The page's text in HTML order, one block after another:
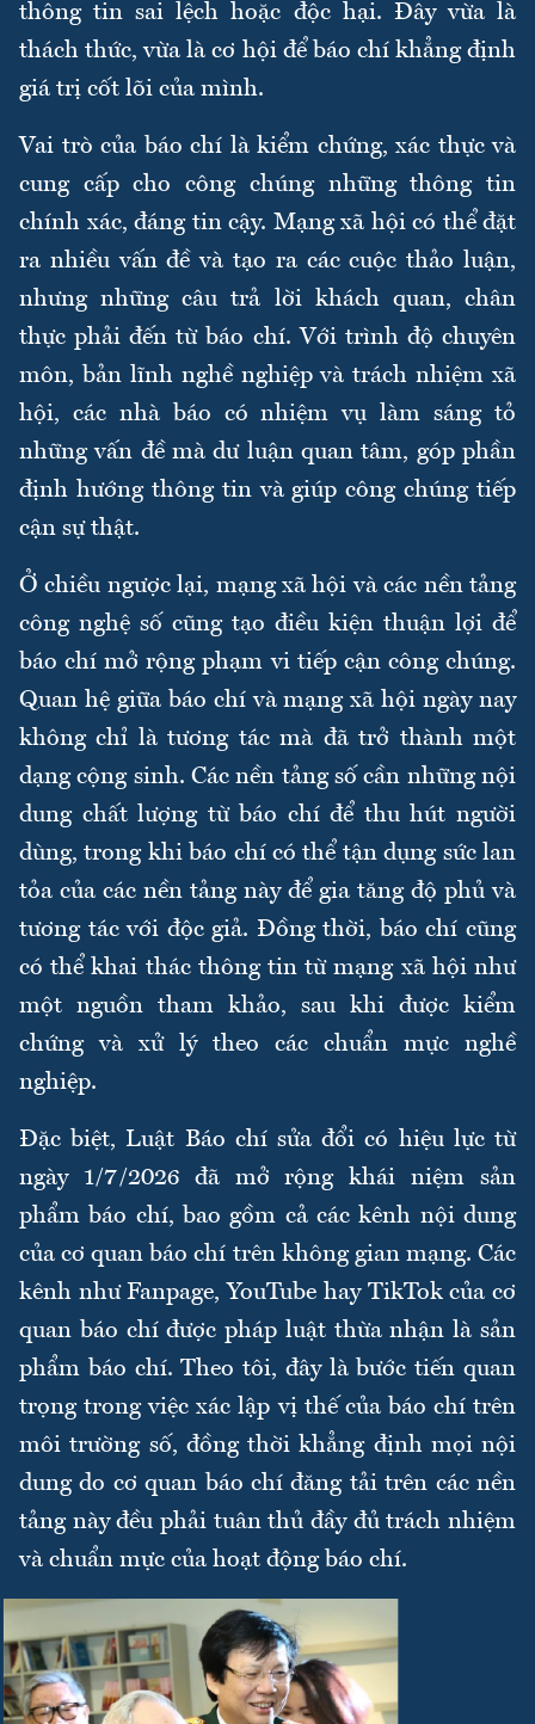
thông tin sai lệch hoặc độc hại. Đây vừa là
thách thức, vừa là cơ hội để báo chí khẳng định
giá trị cốt lõi của mình.
Vai trò của báo chí là kiểm chứng, xác thực và
cung cấp cho công chúng những thông tin
chính xác, đáng tin cậy. Mạng xã hội có thể đặt
ra nhiều vấn đề và tạo ra các cuộc thảo luận,
nhưng những câu trả lời khách quan, chân
thực phải đến từ báo chí. Với trình độ chuyên
môn, bản lĩnh nghề nghiệp và trách nhiệm xã
hội, các nhà báo có nhiệm vụ làm sáng tỏ
những vấn đề mà dư luận quan tâm, góp phần
định hướng thông tin và giúp công chúng tiếp
cận sự thật.
Ở chiều ngược lại, mạng xã hội và các nền tảng
công nghệ số cũng tạo điều kiện thuận lợi để
báo chí mở rộng phạm vi tiếp cận công chúng.
Quan hệ giữa báo chí và mạng xã hội ngày nay
không chỉ là tương tác mà đã trở thành một
dạng cộng sinh. Các nền tảng số cần những nội
dung chất lượng từ báo chí để thu hút người
dùng, trong khi báo chí có thể tận dụng sức lan
tỏa của các nền tảng này để gia tăng độ phủ và
tương tác với độc giả. Đồng thời, báo chí cũng
có thể khai thác thông tin từ mạng xã hội như
một nguồn tham khảo, sau khi được kiểm
chứng và xử lý theo các chuẩn mực nghề
nghiệp.
Đặc biệt, Luật Báo chí sửa đổi có hiệu lực từ
ngày 1/7/2026 đã mở rộng khái niệm sản
phẩm báo chí, bao gồm cả các kênh nội dung
của cơ quan báo chí trên không gian mạng. Các
kênh như Fanpage, YouTube hay TikTok của cơ
quan báo chí được pháp luật thừa nhận là sản
phẩm báo chí. Theo tôi, đây là bước tiến quan
trọng trong việc xác lập vị thế của báo chí trên
môi trường số, đồng thời khẳng định mọi nội
dung do cơ quan báo chí đăng tải trên các nền
tảng này đều phải tuân thủ đầy đủ trách nhiệm
và chuẩn mực của hoạt động báo chí.